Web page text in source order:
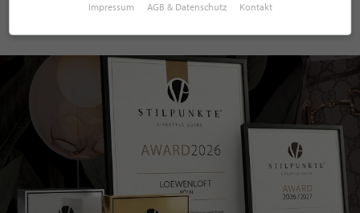
Impressum AGB & Datenschutz Kontakt